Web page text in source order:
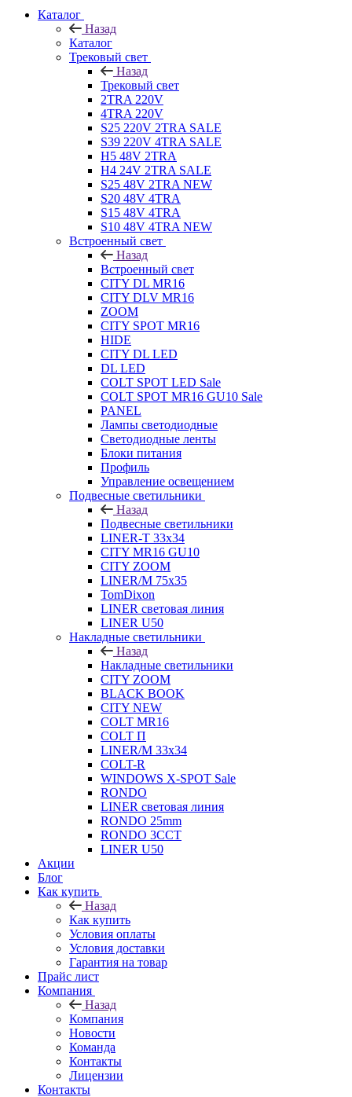
Каталог
Назад
Каталог
Трековый свет
Назад
Трековый свет
2TRA 220V
4TRA 220V
S25 220V 2TRA SALE
S39 220V 4TRA SALE
H5 48V 2TRA
H4 24V 2TRA SALE
S25 48V 2TRA NEW
S20 48V 4TRA
S15 48V 4TRA
S10 48V 4TRA NEW
Встроенный свет
Назад
Встроенный свет
CITY DL MR16
CITY DLV MR16
ZOOM
CITY SPOT MR16
HIDE
CITY DL LED
DL LED
COLT SPOT LED Sale
COLT SPOT MR16 GU10 Sale
PANEL
Лампы светодиодные
Светодиодные ленты
Блоки питания
Профиль
Управление освещением
Подвесные светильники
Назад
Подвесные светильники
LINER-T 33x34
CITY MR16 GU10
CITY ZOOM
LINER/M 75х35
TomDixon
LINER световая линия
LINER U50
Накладные светильники
Назад
Накладные светильники
CITY ZOOM
BLACK BOOK
CITY NEW
COLT MR16
COLT П
LINER/М 33х34
COLT-R
WINDOWS X-SPOT Sale
RONDO
LINER световая линия
RONDO 25mm
RONDO 3CCT
LINER U50
Акции
Блог
Как купить
Назад
Как купить
Условия оплаты
Условия доставки
Гарантия на товар
Прайс лист
Компания
Назад
Компания
Новости
Команда
Контакты
Лицензии
Контакты